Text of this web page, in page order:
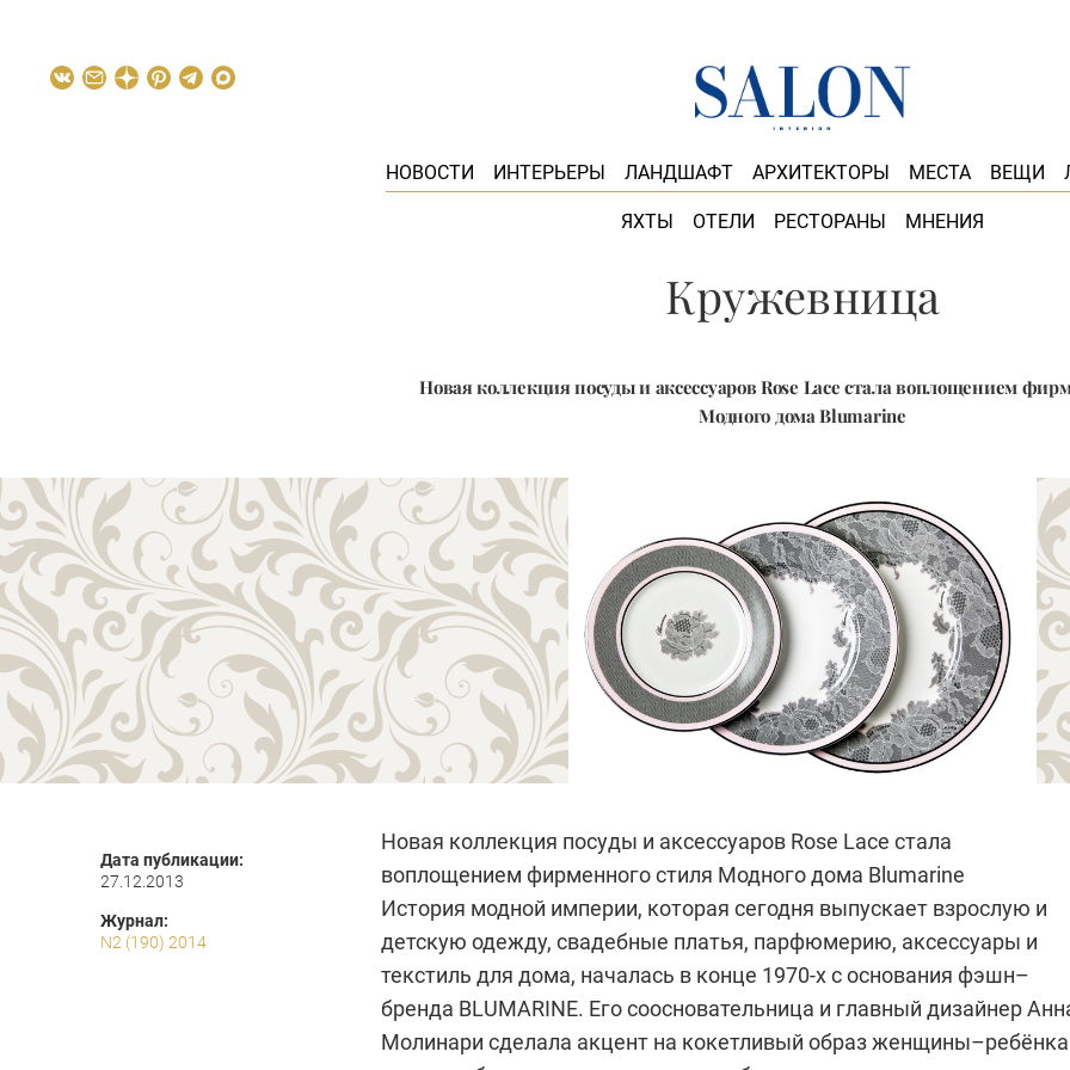
НОВОСТИ ИНТЕРЬЕРЫ ЛАНДШАФТ АРХИТЕКТОРЫ МЕСТА ВЕЩИ
ЯХТЫ ОТЕЛИ РЕСТОРАНЫ МНЕНИЯ
Кружевница
Новая коллекция посуды и аксессуаров Rose Lace стала воплощением
Модного дома Blumarine
Дата публикации:
27.12.2013
Журнал:
N2 (190) 2014
Новая коллекция посуды и аксессуаров Rose Lace стала
воплощением фирменного стиля Модного дома Blumarine
История модной империи, которая cегодня выпускает взрослую и
детскую одежду, свадебные платья, парфюмерию, аксессуары и
текстиль для дома, началась в конце 1970-х с основания фэшн–
бренда BLUMARINE. Его соосновательница и главный дизайнер
Молинари сделала акцент на кокетливый образ